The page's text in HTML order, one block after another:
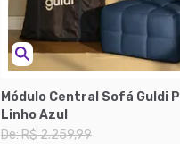
Módulo Central Sofá Guldi
Linho Azul
De:R$ 2.259,99